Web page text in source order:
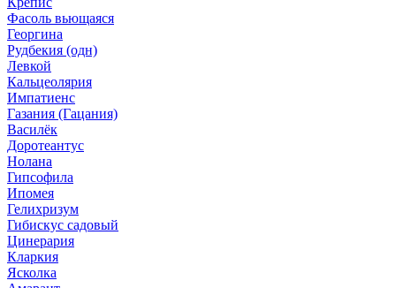
Фасоль вьющаяся
Георгина
Рудбекия (одн)
Левкой
Кальцеолярия
Импатиенс
Газания (Гацания)
Василёк
Доротеантус
Нолана
Гипсофила
Ипомея
Гелихризум
Гибискус садовый
Цинерария
Кларкия
Ясколка